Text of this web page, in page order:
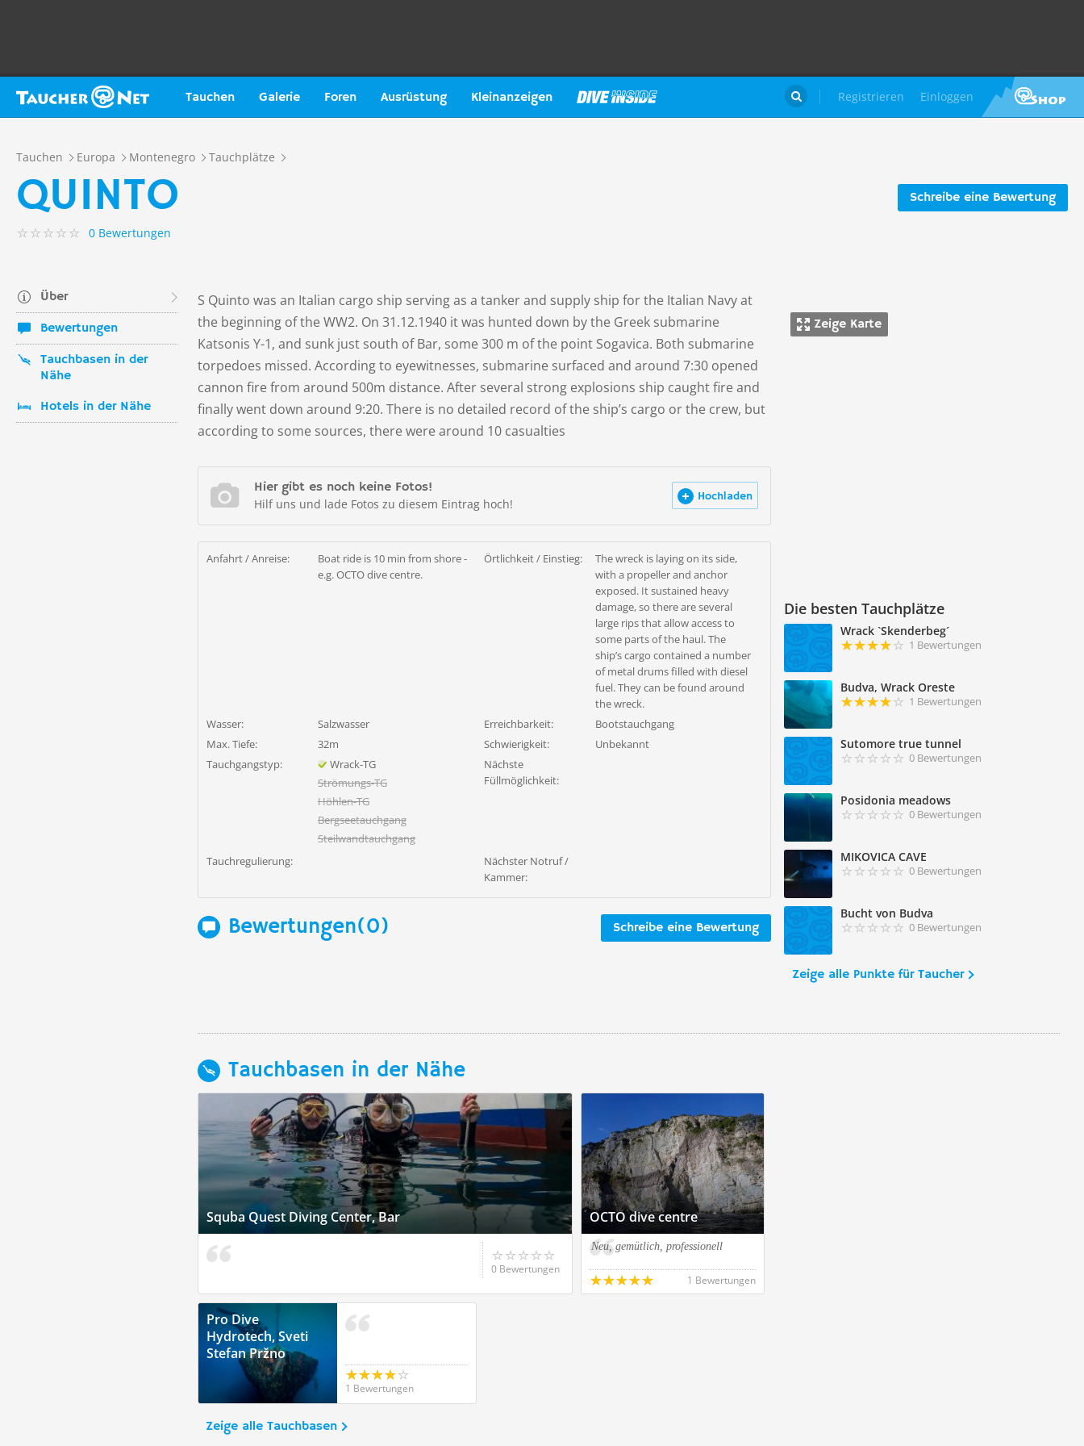
Tauchen Galerie Foren Ausrüstung Kleinanzeigen Registrieren Einloggen

Tauchen Europa Montenegro Tauchplätze
Schreibe eine Bewertung
QUINTO
0 Bewertungen
Über
Bewertungen
Tauchbasen in der
Nähe
Hotels in der Nähe
Zeige Karte
Die besten Tauchplätze
Wrack `Skenderbeg´
1 Bewertungen
Budva, Wrack Oreste
1 Bewertungen
Sutomore true tunnel
0 Bewertungen
Posidonia meadows
0 Bewertungen
MIKOVICA CAVE
0 Bewertungen
Bucht von Budva
0 Bewertungen
Zeige alle Punkte für Taucher
S Quinto was an Italian cargo ship serving as a tanker and supply ship for the Italian Navy at
the beginning of the WW2. On 31.12.1940 it was hunted down by the Greek submarine
Katsonis Y-1, and sunk just south of Bar, some 300 m of the point Sogavica. Both submarine
torpedoes missed. According to eyewitnesses, submarine surfaced and around 7:30 opened
cannon fire from around 500m distance. After several strong explosions ship caught fire and
finally went down around 9:20. There is no detailed record of the ship’s cargo or the crew, but
according to some sources, there were around 10 casualties
Hier gibt es noch keine Fotos!
Hilf uns und lade Fotos zu diesem Eintrag hoch! Hochladen
Anfahrt / Anreise:
Boat ride is 10 min from shore -
e.g. OCTO dive centre.
Örtlichkeit / Einstieg:
The wreck is laying on its side,
with a propeller and anchor
exposed. It sustained heavy
damage, so there are several
large rips that allow access to
some parts of the haul. The
ship’s cargo contained a number
of metal drums filled with diesel
fuel. They can be found around
the wreck.
Wasser:
Salzwasser Erreichbarkeit:
Bootstauchgang
Max. Tiefe:
32m Schwierigkeit:
Unbekannt
Tauchgangstyp:
Wrack-TG
Strömungs-TG
Höhlen-TG
Bergseetauchgang
Steilwandtauchgang
Nächste
Füllmöglichkeit:
Tauchregulierung:
Nächster Notruf /
Kammer:
Schreibe eine Bewertung
Bewertungen(0)
Tauchbasen in der Nähe
Squba Quest Diving Center, Bar
0 Bewertungen
OCTO dive centre
Neu, gemütlich, professionell
1 Bewertungen
Pro Dive
Hydrotech, Sveti
Stefan Pržno
1 Bewertungen
Zeige alle Tauchbasen